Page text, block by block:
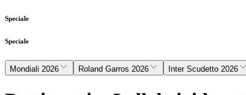
Speciale
Speciale
Mondiali 2026 Roland Garros 2026 Inter Scudetto 2026